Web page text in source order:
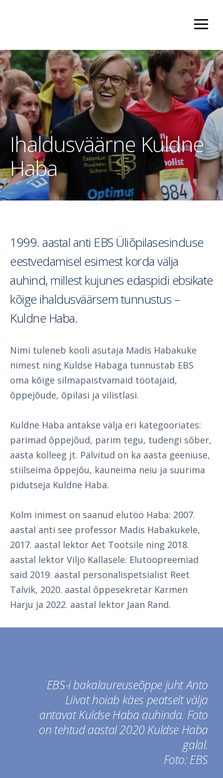
Ihaldusväärne Kuldne
Haba
1999. aastal anti EBS Üliõpilasesinduse
eestvedamisel esimest korda välja
auhind, millest kujunes edaspidi ebsikate
kõige ihaldusväärsem tunnustus –
Kuldne Haba.
Nimi tuleneb kooli asutaja Madis Habakuke
nimest ning Kuldse Habaga tunnustab EBS
oma kõige silmapaistvamaid töötajaid,
õppejõude, õpilasi ja vilistlasi.
Kuldne Haba antakse välja eri kategooriates:
parimad õppejõud, parim tegu, tudengi sõber,
aasta kolleeg jt. Pälvitud on ka aasta geeniuse,
stiilseima õppejõu, kauneima neiu ja suurima
pidutseja Kuldne Haba.
Kolm inimest on saanud elutöö Haba: 2007.
aastal anti see professor Madis Habakukele,
2017. aastal lektor Aet Tootsile ning 2018.
aastal lektor Viljo Kallasele. Elutööpreemiad
said 2019. aastal personalispetsialist Reet
Talvik, 2020. aastal õppesekretär Karmen
Harju ja 2022. aastal lektor Jaan Rand.
EBS-i bakalaureuseõppe juht Anto
Liivat hoiab käes peatselt välja
antavat Kuldse Haba auhinda. Foto
on tehtud aastal 2020 Kuldse Haba
galal.
Foto: EBS